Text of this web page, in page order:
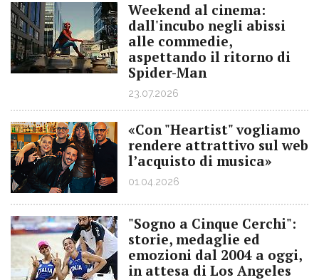
Weekend al cinema:
dall'incubo negli abissi
alle commedie,
aspettando il ritorno di
Spider-Man
23.07.2026
«Con "Heartist" vogliamo
rendere attrattivo sul web
l’acquisto di musica»
01.04.2026
"Sogno a Cinque Cerchi":
storie, medaglie ed
emozioni dal 2004 a oggi,
in attesa di Los Angeles